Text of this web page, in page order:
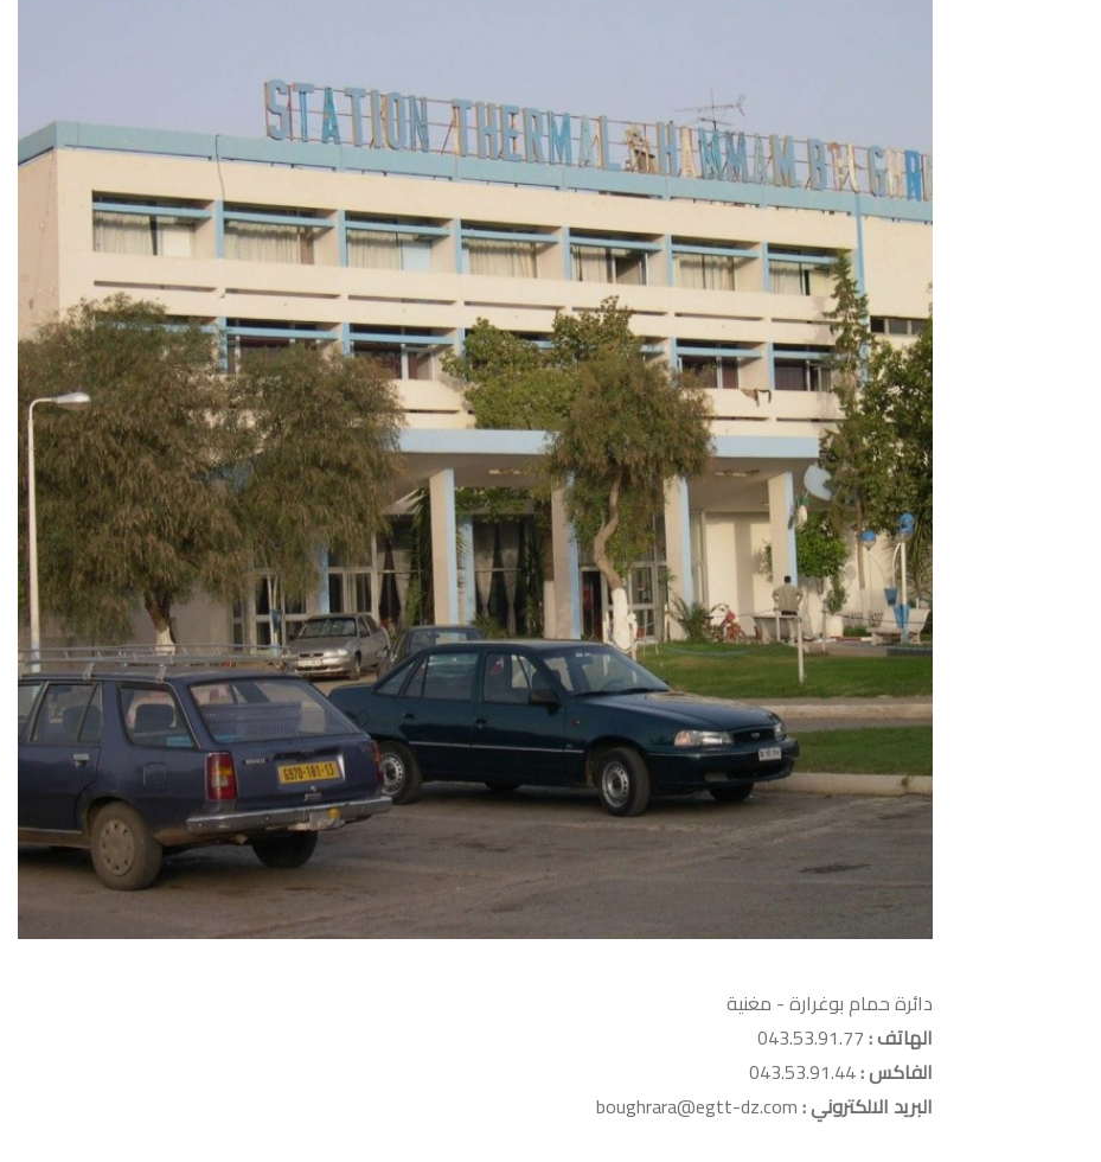
دائرة حمام بوغرارة - مغنية
الهاتف :
الفاكس :
البريد الالكتروني :